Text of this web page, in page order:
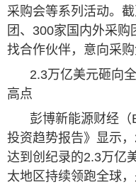
采购会等系列活动。
团、300家国内外采
找合作伙伴，意向采购
2.3万亿美元砸向
高点
彭博新能源财经
投资趋势报告》显示
达到创纪录的2.3万亿
太地区持续领跑全球